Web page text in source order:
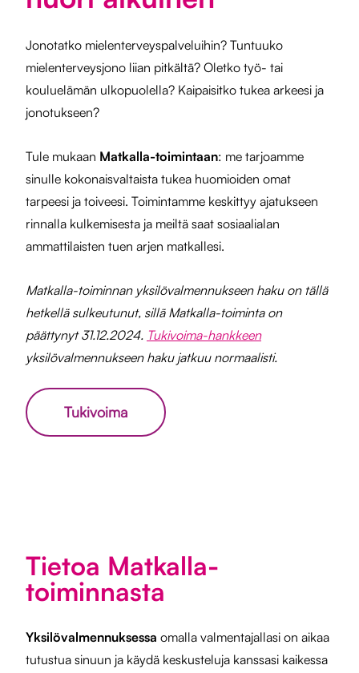
Jonotatko mielenterveyspalveluihin? Tuntuuko
mielenterveysjono liian pitkältä? Oletko työ- tai
kouluelämän ulkopuolella? Kaipaisitko tukea arkeesi ja
jonotukseen?
Tule mukaan Matkalla-toimintaan: me tarjoamme
sinulle kokonaisvaltaista tukea huomioiden omat
tarpeesi ja toiveesi. Toimintamme keskittyy ajatukseen
rinnalla kulkemisesta ja meiltä saat sosiaalialan
ammattilaisten tuen arjen matkallesi.
Matkalla-toiminnan yksilövalmennukseen haku on tällä
hetkellä sulkeutunut, sillä Matkalla-toiminta on
päättynyt 31.12.2024. Tukivoima-hankkeen
yksilövalmennukseen haku jatkuu normaalisti.
Tukivoima
Tietoa Matkalla-
toiminnasta
Yksilövalmennuksessa omalla valmentajallasi on aikaa
tutustua sinuun ja käydä keskusteluja kanssasi kaikessa